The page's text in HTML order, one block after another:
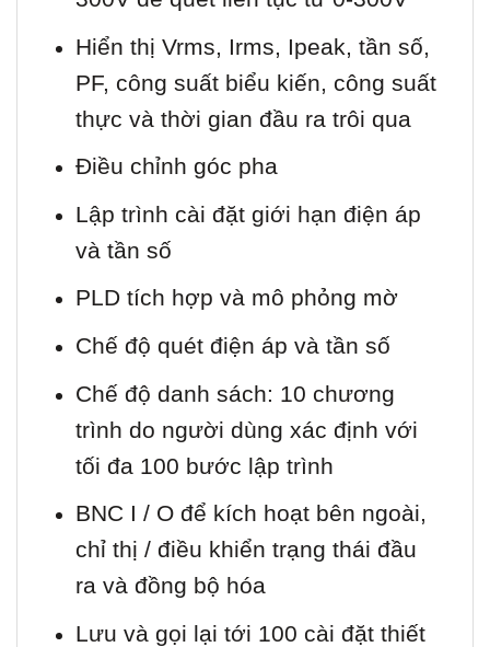
Hiển thị Vrms, Irms, Ipeak, tần số,
PF, công suất biểu kiến, công suất
thực và thời gian đầu ra trôi qua
Điều chỉnh góc pha
Lập trình cài đặt giới hạn điện áp
và tần số
PLD tích hợp và mô phỏng mờ
Chế độ quét điện áp và tần số
Chế độ danh sách: 10 chương
trình do người dùng xác định với
tối đa 100 bước lập trình
BNC I / O để kích hoạt bên ngoài,
chỉ thị / điều khiển trạng thái đầu
ra và đồng bộ hóa
Lưu và gọi lại tới 100 cài đặt thiết